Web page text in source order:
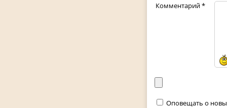
Комментарий*
Оповещать о